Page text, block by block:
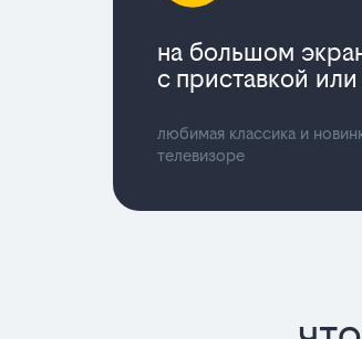
на большом
с приставкой
любимая классика и
телевизоре